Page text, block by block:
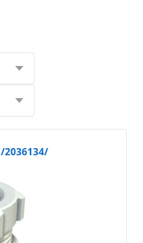
vývodka OBO 106 PG13.5 /2036134/